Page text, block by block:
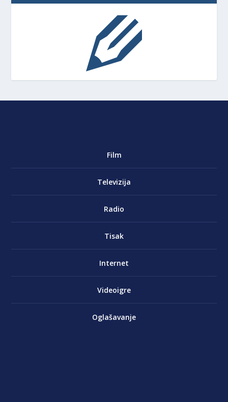
Film
Televizija
Radio
Tisak
Internet
Videoigre
Oglašavanje